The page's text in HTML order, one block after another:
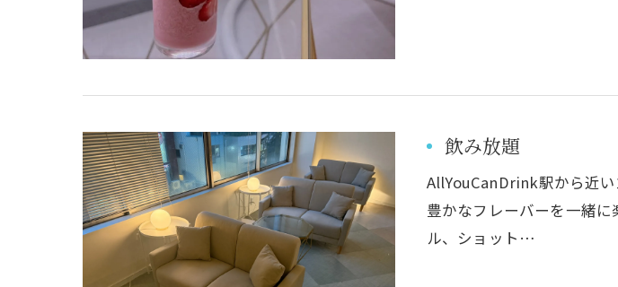
飲み放題
AllYouCanDrink駅から近
豊かなフレーバーを一緒
ル、ショット…